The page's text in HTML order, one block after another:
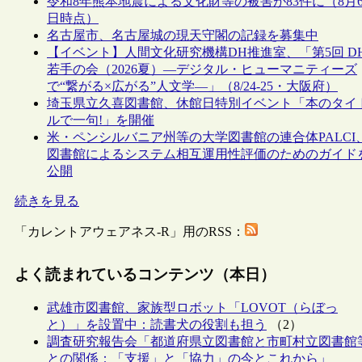
日時点）
名古屋市、名古屋城の現天守閣の記録を募集中
【イベント】人間文化研究機構DH推進室、「第5回
若手の会（2026夏）―デジタル・ヒューマニティーズ
で“繋がる×広がる”人文学―」（8/24-25・大阪府）
埼玉県立久喜図書館、休館日特別イベント「本のタイ
ルで一句!」を開催
米・ペンシルバニア州等の大学図書館の連合体PALCI、
図書館によるシステム相互運用性評価のためのガイド
公開
続きを見る
「カレントアウェアネス-R」用のRSS：
よく読まれているコンテンツ（本日）
武雄市図書館、家族型ロボット「LOVOT（らぼっ
と）」を設置中：読書犬の役割も担う
（2）
調査研究報告会「都道府県立図書館と市町村立図書館
との関係：「支援」と「協力」の今とこれから」